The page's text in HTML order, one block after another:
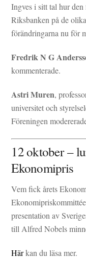
Ingves i sitt tal hur
Riksbanken på de
förändringarna nu för
Fredrik N G
kommenterade.
Astri Muren,
universitet och
Föreningen
12 oktober –
Ekonomipris
Vem fick årets
presentation av
till Alfred Nobels
Härkan du läsa mer.